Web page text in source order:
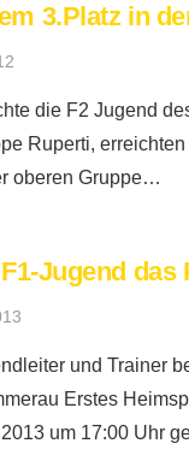
3.Platz in
die F2 Jugend
Ruperti,
oberen Gruppe…
Jugend das
und Trainer
Erstes
um 17:00 Uhr